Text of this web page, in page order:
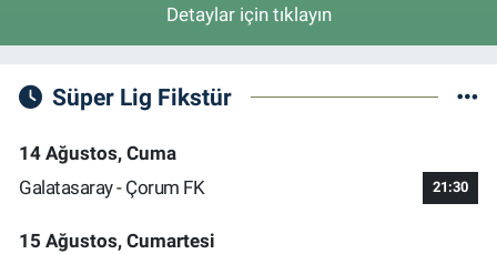
Detaylar için tıklayın
Süper Lig Fikstür
14 Ağustos, Cuma
Galatasaray - Çorum FK
21:30
15 Ağustos, Cumartesi